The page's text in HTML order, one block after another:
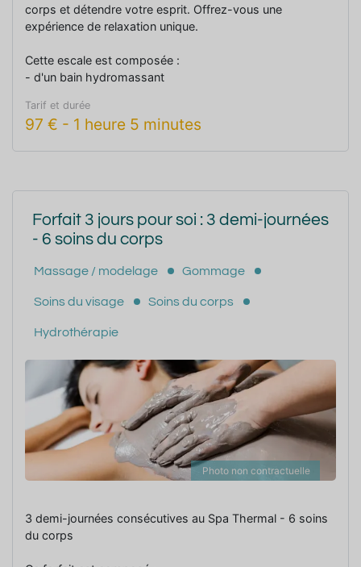
corps et détendre votre esprit. Offrez-vous une
expérience de relaxation unique.
Cette escale est composée :
- d'un bain hydromassant
- d'une entrée à l'espace Aqua-détente incluse
Tarif et durée
97 € - 1 heure 5 minutes
Forfait 3 jours pour soi : 3 demi-journées
- 6 soins du corps
Massage / modelage Gommage
Soins du visage Soins du corps
Hydrothérapie
Photo non contractuelle
3 demi-journées consécutives au Spa Thermal - 6 soins
du corps